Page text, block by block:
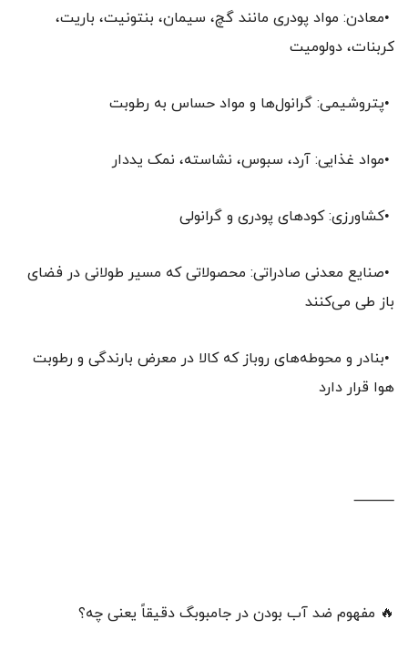
•معادن: مواد پودری مانند گچ، سیمان، بنتونیت، باریت،
کربنات، دولومیت
•پتروشیمی: گرانول‌ها و مواد حساس به رطوبت
•مواد غذایی: آرد، سبوس، نشاسته، نمک یددار
•کشاورزی: کودهای پودری و گرانولی
•صنایع معدنی صادراتی: محصولاتی که مسیر طولانی در فضای
باز طی می‌کنند
•بنادر و محوطه‌های روباز که کالا در معرض بارندگی و رطوبت
هوا قرار دارد
⸻
🔥 مفهوم ضد آب بودن در جامبوبگ دقیقاً یعنی چه؟